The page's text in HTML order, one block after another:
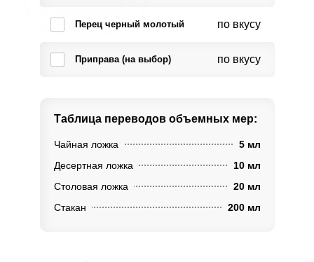
Перец черный молотый по вкусу
Приправа (на выбор) по вкусу
Таблица переводов объемных мер:
Чайная ложка
5 мл
Десертная ложка
10 мл
Столовая ложка
20 мл
Стакан
200 мл